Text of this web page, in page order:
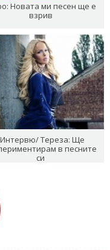
Новата ми песен ще е
взрив
Тереза: Ще
в песните
си